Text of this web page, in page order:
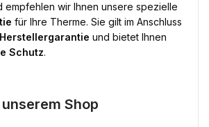
empfehlen wir Ihnen unsere spezielle
für Ihre Therme. Sie gilt im Anschluss
und bietet Ihnen
Schutz.
Shop